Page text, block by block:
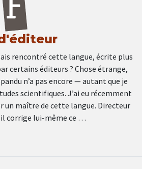
rencontré cette langue, écrite plus
certains éditeurs ? Chose étrange,
n’a pas encore — autant que je
scientifiques. J’ai eu récemment
un maître de cette langue. Directeur
il corrige lui-même ce …